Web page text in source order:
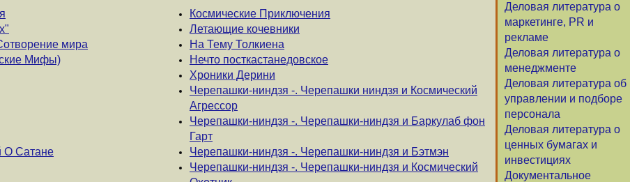
Деловая литература о
маркетинге, PR и
рекламе
Деловая литература о
менеджменте
Деловая литература об
управлении и подборе
персонала
Деловая литература о
ценных бумагах и
инвестициях
Документальное
мира
Мифы)
О Сатане
Космические Приключения
Летающие кочевники
На Тему Толкиена
Нечто посткастанедовское
Хроники Дерини
Черепашки-ниндзя -. Черепашки ниндзя и Космический
Агрессор
Черепашки-ниндзя -. Черепашки-ниндзя и Баркулаб фон
Гарт
Черепашки-ниндзя -. Черепашки-ниндзя и Бэтмэн
Черепашки-ниндзя -. Черепашки-ниндзя и Космический